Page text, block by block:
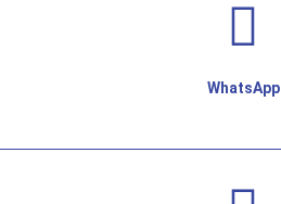
WhatsApp